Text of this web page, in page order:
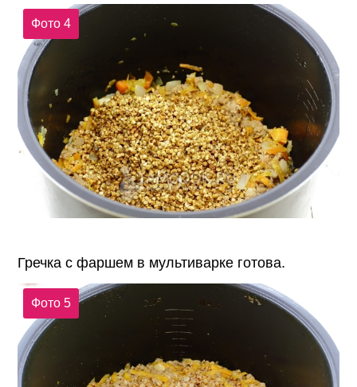
Фото 4
Гречка с фаршем в мультиварке готова.
Фото 5